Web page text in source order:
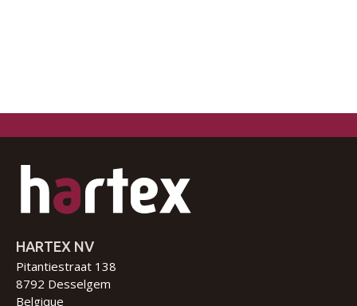
HARTEX NV
Pitantiestraat 138
8792 Desselgem
Belgique